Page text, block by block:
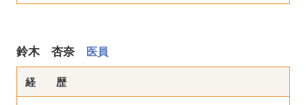
鈴木 杏奈 医員
経 歴